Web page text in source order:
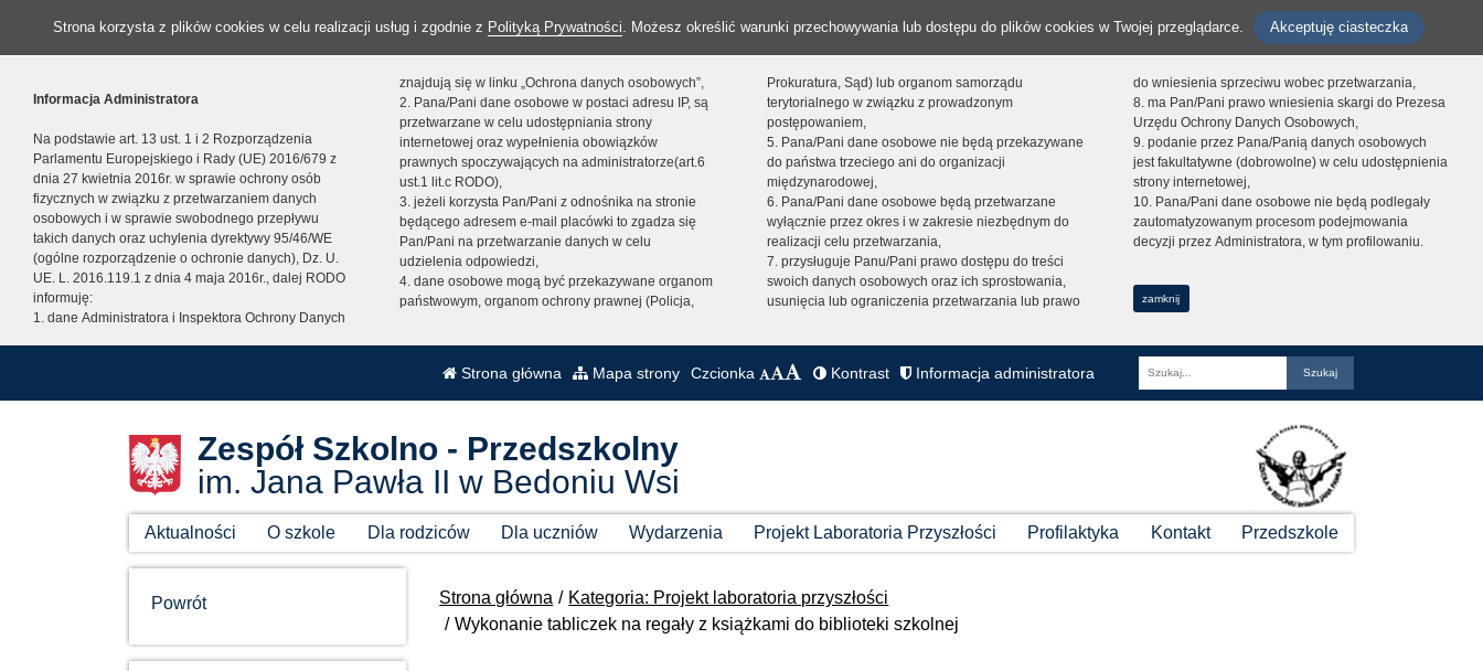
Strona korzysta z plików cookies w celu realizacji usług i zgodnie z Polityką Prywatności. Możesz określić warunki przechowywania lub dostępu do plików cookies w Twojej przeglądarce. Akceptuję ciasteczka
Informacja Administratora
Na podstawie art. 13 ust. 1 i 2 Rozporządzenia
Parlamentu Europejskiego i Rady (UE) 2016/679 z
dnia 27 kwietnia 2016r. w sprawie ochrony osób
fizycznych w związku z przetwarzaniem danych
osobowych i w sprawie swobodnego przepływu
takich danych oraz uchylenia dyrektywy 95/46/WE
(ogólne rozporządzenie o ochronie danych), Dz. U.
UE. L. 2016.119.1 z dnia 4 maja 2016r., dalej RODO
informuję:
1. dane Administratora i Inspektora Ochrony Danych
znajdują się w linku „Ochrona danych osobowych”,
2. Pana/Pani dane osobowe w postaci adresu IP, są
przetwarzane w celu udostępniania strony
internetowej oraz wypełnienia obowiązków
prawnych spoczywających na administratorze(art.6
ust.1 lit.c RODO),
3. jeżeli korzysta Pan/Pani z odnośnika na stronie
będącego adresem e-mail placówki to zgadza się
Pan/Pani na przetwarzanie danych w celu
udzielenia odpowiedzi,
4. dane osobowe mogą być przekazywane organom
państwowym, organom ochrony prawnej (Policja,
Prokuratura, Sąd) lub organom samorządu
terytorialnego w związku z prowadzonym
postępowaniem,
5. Pana/Pani dane osobowe nie będą przekazywane
do państwa trzeciego ani do organizacji
międzynarodowej,
6. Pana/Pani dane osobowe będą przetwarzane
wyłącznie przez okres i w zakresie niezbędnym do
realizacji celu przetwarzania,
7. przysługuje Panu/Pani prawo dostępu do treści
swoich danych osobowych oraz ich sprostowania,
usunięcia lub ograniczenia przetwarzania lub prawo
do wniesienia sprzeciwu wobec przetwarzania,
8. ma Pan/Pani prawo wniesienia skargi do Prezesa
Urzędu Ochrony Danych Osobowych,
9. podanie przez Pana/Panią danych osobowych
jest fakultatywne (dobrowolne) w celu udostępnienia
strony internetowej,
10. Pana/Pani dane osobowe nie będą podlegały
zautomatyzowanym procesom podejmowania
decyzji przez Administratora, w tym profilowaniu.
zamknij
Strona główna Mapa strony Czcionka Kontrast Informacja administratora
Fraza
Zespół Szkolno - Przedszkolny
im. Jana Pawła II w Bedoniu Wsi
Aktualności O szkole Dla rodziców Dla uczniów Wydarzenia Projekt Laboratoria Przyszłości Profilaktyka Kontakt Przedszkole
Strona główna
Kategoria: Projekt laboratoria przyszłości
Wykonanie tabliczek na regały z książkami do biblioteki szkolnej
Powrót